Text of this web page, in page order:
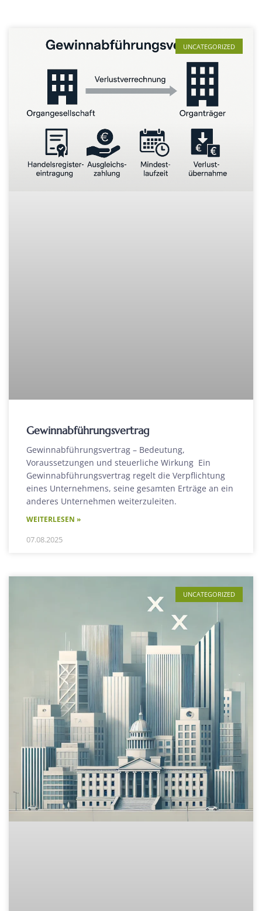
UNCATEGORIZED
Gewinnabführungsvertrag
Gewinnabführungsvertrag – Bedeutung,
Voraussetzungen und steuerliche Wirkung Ein
Gewinnabführungsvertrag regelt die Verpflichtung
eines Unternehmens, seine gesamten Erträge an ein
anderes Unternehmen weiterzuleiten.
WEITERLESEN »
07.08.2025
UNCATEGORIZED